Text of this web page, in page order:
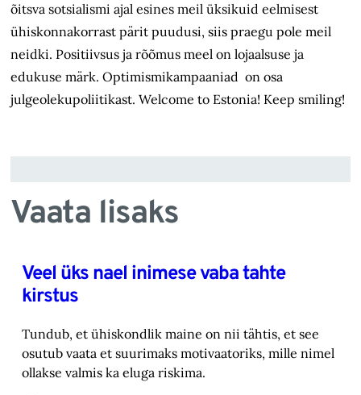
õitsva sotsialismi ajal esines meil üksikuid eelmisest
ühiskonnakorrast pärit puudusi, siis praegu pole meil
neidki. Positiivsus ja rõõmus meel on lojaalsuse ja
edukuse märk. Optimismikampaaniad on osa
julgeolekupoliitikast. Welcome to Estonia! Keep smiling!
Vaata lisaks
Veel üks nael inimese vaba tahte
kirstus
Tundub, et ühiskondlik maine on nii tähtis, et see
osutub vaata et suurimaks motivaatoriks, ‎mille nimel
ollakse valmis ka eluga riskima.‎